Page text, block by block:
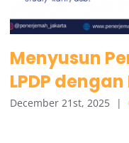
Menyusun
LPDP
December 21st, 2025 |